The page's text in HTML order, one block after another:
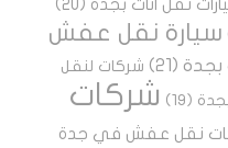
نقل اثاث بجدة (20)
سيارة نقل عفش
بجدة (21) شركات لنقل
(19)
شركات
نقل عفش في جدة